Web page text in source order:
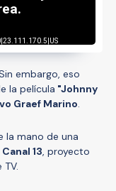
embargo, eso
la película "Johnny
Graef Marino.
la mano de una
Canal 13, proyecto